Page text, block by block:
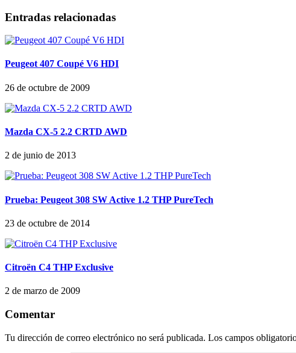
Entradas relacionadas
Peugeot 407 Coupé V6 HDI
26 de octubre de 2009
Mazda CX-5 2.2 CRTD AWD
2 de junio de 2013
Prueba: Peugeot 308 SW Active 1.2 THP PureTech
23 de octubre de 2014
Citroën C4 THP Exclusive
2 de marzo de 2009
Comentar
Tu dirección de correo electrónico no será publicada. Los campos